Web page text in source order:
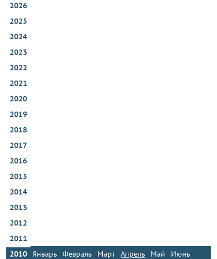
2026
2025
2024
2023
2022
2021
2020
2019
2018
2017
2016
2015
2014
2013
2012
2011
2010 Январь Февраль Март Апрель Май
Июнь